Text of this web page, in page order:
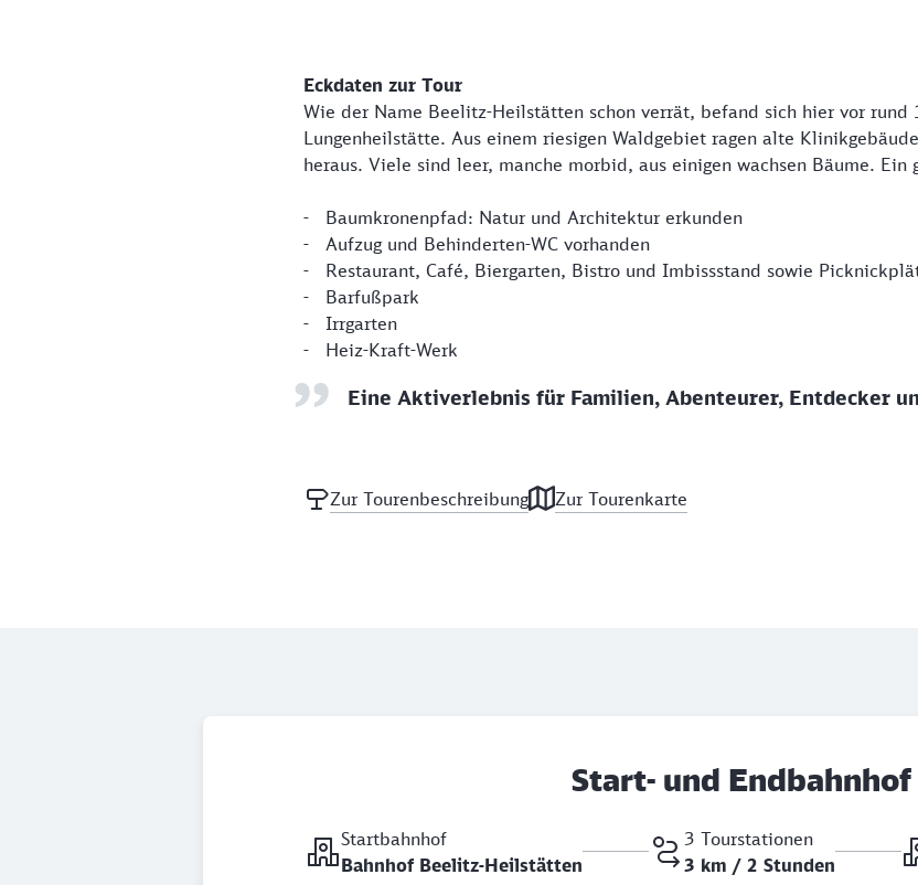
Eckdaten zur Tour
Wie der Name Beelitz-Heilstätten schon verrät, befand sich hier vor rund
Lungenheilstätte. Aus einem riesigen Waldgebiet ragen alte
heraus. Viele sind leer, manche morbid, aus einigen wachsen Bäume. Ein
- Baumkronenpfad: Natur und Architektur erkunden
- Aufzug und Behinderten-WC vorhanden
- Restaurant, Café, Biergarten, Bistro und Imbissstand sowie
- Barfußpark
- Irrgarten
- Heiz-Kraft-Werk
Eine Aktiverlebnis für Familien, Abenteurer, Entdecker
Zur Tourenbeschreibung Zur Tourenkarte
Start- und Endbahnhof
Startbahnhof
Bahnhof Beelitz-Heilstätten
3 Tourstationen
3 km / 2 Stunden